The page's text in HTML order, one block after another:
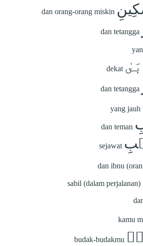
dan orang-orang miskin
dan tetangga
dekat
dan tetangga
yang jauh
dan teman
sejawat
dan ibnu
sabil (dalam perjalanan)
kamu
budak-budakmu